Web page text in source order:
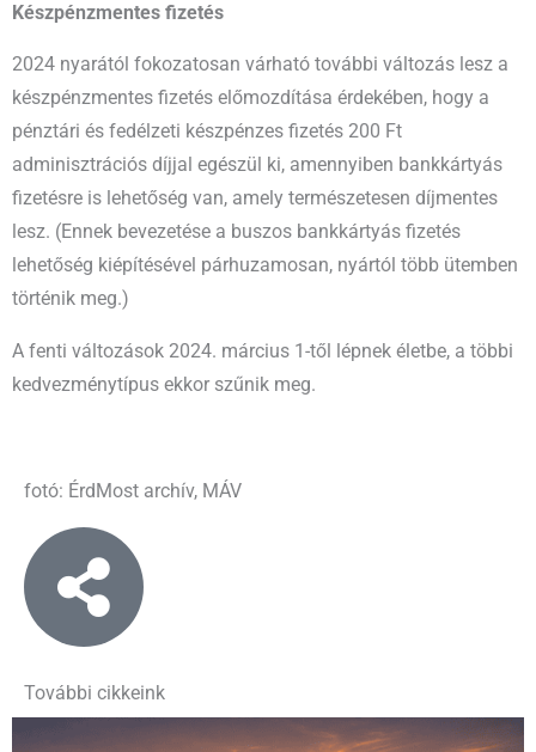
Készpénzmentes fizetés
2024 nyarától fokozatosan várható további változás lesz a
készpénzmentes fizetés előmozdítása érdekében, hogy a
pénztári és fedélzeti készpénzes fizetés 200 Ft
adminisztrációs díjjal egészül ki, amennyiben bankkártyás
fizetésre is lehetőség van, amely természetesen díjmentes
lesz. (Ennek bevezetése a buszos bankkártyás fizetés
lehetőség kiépítésével párhuzamosan, nyártól több ütemben
történik meg.)
A fenti változások 2024. március 1-től lépnek életbe, a többi
kedvezménytípus ekkor szűnik meg.
fotó: ÉrdMost archív, MÁV
További cikkeink